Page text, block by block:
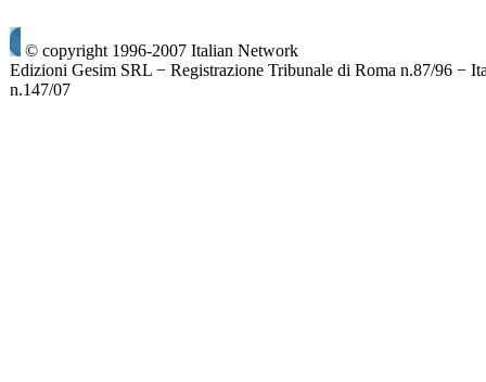
© copyright 1996-2007 Italian Network
Edizioni Gesim SRL − Registrazione Tribunale di Roma n.87/96 −
n.147/07